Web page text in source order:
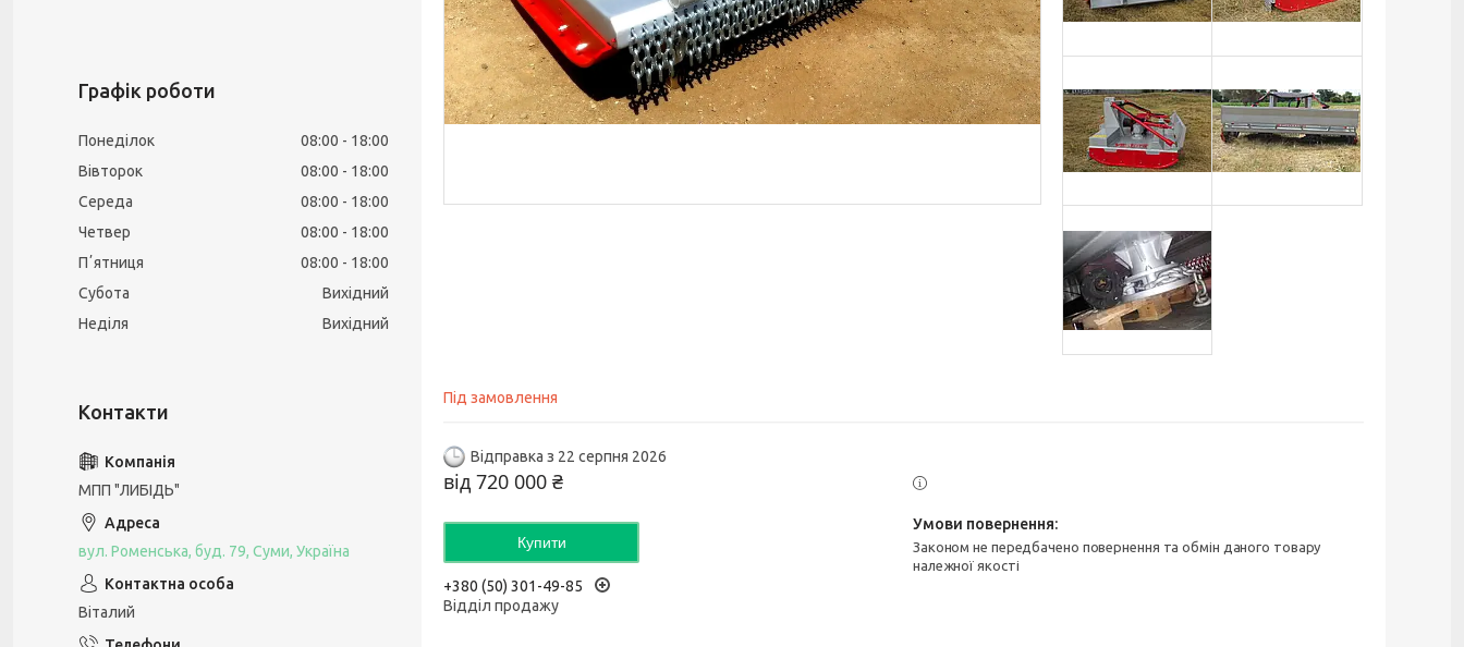
Під замовлення
Відправка з 22 серпня 2026
від 720 000 ₴
Купити
+380 (50) 301-49-85
Відділ продажу
Законом не передбачено повернення та обмін даного товару
належної якості
Графік роботи
Понеділок 08:00
18:00
Вівторок
08:00
18:00
Середа
08:00
18:00
Четвер
08:00
18:00
Пʼятниця
08:00
18:00
Субота
Вихідний
Неділя
Вихідний
МПП "ЛИБІДЬ"
вул. Роменська, буд. 79, Суми, Україна
Віталий